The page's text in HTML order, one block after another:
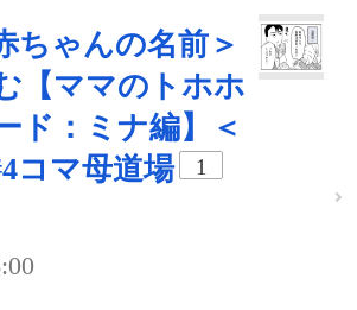
ちゃんの名前＞
【ママのトホホ
ド：ミナ編】＜
コマ母道場
1